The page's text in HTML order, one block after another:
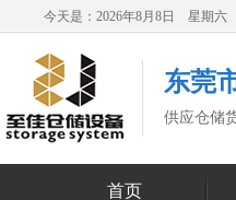
今天是：2026年8月8日 星期六
东莞
供应仓储
首页